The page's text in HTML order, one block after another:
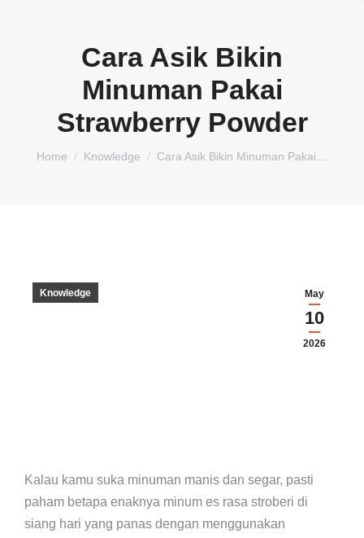
Cara Asik Bikin
Minuman Pakai
Strawberry Powder
You are here:
Home Knowledge Cara Asik Bikin Minuman Pakai…
May
10
2026
Knowledge
Kalau kamu suka minuman manis dan segar, pasti
paham betapa enaknya minum es rasa stroberi di
siang hari yang panas dengan menggunakan